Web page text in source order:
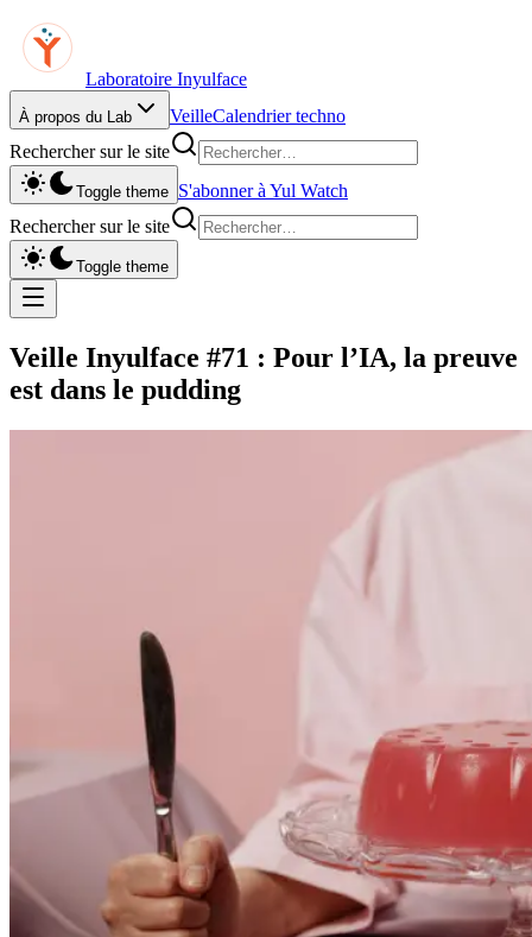
Laboratoire Inyulface
À propos du Lab VeilleCalendrier techno
Rechercher sur le site
Toggle theme S'abonner à Yul Watch
Rechercher sur le site
Toggle theme
Veille Inyulface #71 : Pour l’IA, la preuve
est dans le pudding